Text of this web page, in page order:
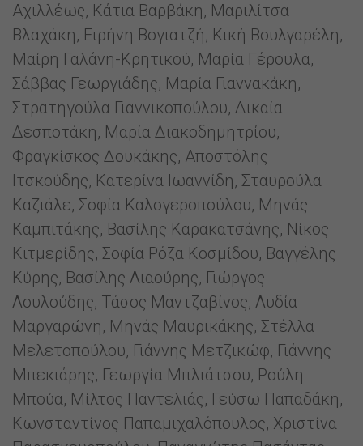
Αχιλλέως, Κάτια Βαρβάκη, Μαριλίτσα
Βλαχάκη, Ειρήνη Βογιατζή, Κική Βουλγαρέλη,
Μαίρη Γαλάνη-Κρητικού, Μαρία Γέρουλα,
Σάββας Γεωργιάδης, Μαρία Γιαννακάκη,
Στρατηγούλα Γιαννικοπoύλου, Δικαία
Δεσποτάκη, Μαρία Διακοδημητρίου,
Φραγκίσκος Δουκάκης, Αποστόλης
Ιτσκούδης, Κατερίνα Ιωαννίδη, Σταυρούλα
Καζιάλε, Σοφία Καλογεροπούλου, Μηνάς
Καμπιτάκης, Βασίλης Καρακατσάνης, Νίκος
Κιτμερίδης, Σοφία Ρόζα Κοσμίδου, Βαγγέλης
Κύρης, Βασίλης Λιαούρης, Γιώργος
Λουλούδης, Τάσος Μαντζαβίνος, Λυδία
Μαργαρώνη, Μηνάς Μαυρικάκης, Στέλλα
Μελετοπούλου, Γιάννης Μετζικώφ, Γιάννης
Μπεκιάρης, Γεωργία Μπλιάτσου, Ρούλη
Μπούα, Μίλτος Παντελιάς, Γεύσω Παπαδάκη,
Κωνσταντίνος Παπαμιχαλόπουλος, Χριστίνα